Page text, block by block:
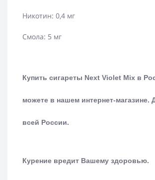
Никотин: 0,4 мг
Смола: 5 мг
Купить сигареты Next Violet Mix в
можете в нашем интернет-магазине.
всей России.
Курение вредит Вашему здоровью.